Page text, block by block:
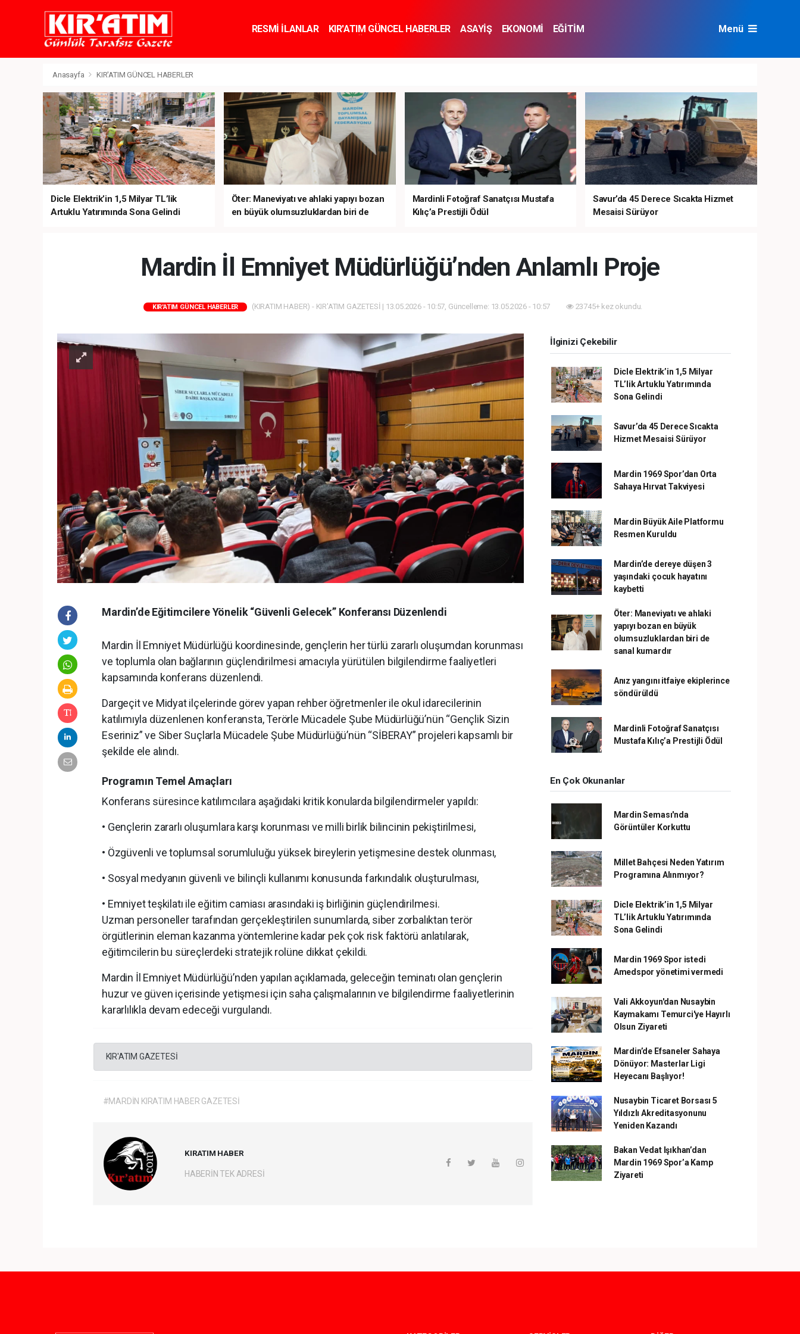
RESMİ İLANLAR KIR'ATIM GÜNCEL HABERLER ASAYİŞ EKONOMİ
EĞİTİM
Menü
Anasayfa KIR'ATIM GÜNCEL HABERLER
Dicle Elektrik’in 1,5 Milyar TL’lik
Artuklu Yatırımında Sona Gelindi
Öter: Maneviyatı ve ahlaki yapıyı bozan
en büyük olumsuzluklardan biri de
Mardinli Fotoğraf Sanatçısı Mustafa
Kılıç’a Prestijli Ödül
Savur’da 45 Derece Sıcakta Hizmet
Mesaisi Sürüyor
Mardin İl Emniyet Müdürlüğü’nden Anlamlı Proje
KIR'ATIM GÜNCEL HABERLER (KIRATIM HABER) - KIR'ATIM GAZETESİ | 13.05.2026 - 10:57, Güncelleme: 13.05.2026 - 10:57 23745+ kez okundu.
Mardin’de Eğitimcilere Yönelik “Güvenli Gelecek” Konferansı Düzenlendi
Mardin İl Emniyet Müdürlüğü koordinesinde, gençlerin her türlü zararlı oluşumdan korunması
ve toplumla olan bağlarının güçlendirilmesi amacıyla yürütülen bilgilendirme faaliyetleri
kapsamında konferans düzenlendi.
Dargeçit ve Midyat ilçelerinde görev yapan rehber öğretmenler ile okul idarecilerinin
katılımıyla düzenlenen konferansta, Terörle Mücadele Şube Müdürlüğü’nün “Gençlik Sizin
Eseriniz” ve Siber Suçlarla Mücadele Şube Müdürlüğü’nün “SİBERAY” projeleri kapsamlı bir
şekilde ele alındı.
Programın Temel Amaçları
Konferans süresince katılımcılara aşağıdaki kritik konularda bilgilendirmeler yapıldı:
• Gençlerin zararlı oluşumlara karşı korunması ve milli birlik bilincinin pekiştirilmesi,
• Özgüvenli ve toplumsal sorumluluğu yüksek bireylerin yetişmesine destek olunması,
• Sosyal medyanın güvenli ve bilinçli kullanımı konusunda farkındalık oluşturulması,
• Emniyet teşkilatı ile eğitim camiası arasındaki iş birliğinin güçlendirilmesi.
Uzman personeller tarafından gerçekleştirilen sunumlarda, siber zorbalıktan terör
örgütlerinin eleman kazanma yöntemlerine kadar pek çok risk faktörü anlatılarak,
eğitimcilerin bu süreçlerdeki stratejik rolüne dikkat çekildi.
Mardin İl Emniyet Müdürlüğü’nden yapılan açıklamada, geleceğin teminatı olan gençlerin
huzur ve güven içerisinde yetişmesi için saha çalışmalarının ve bilgilendirme faaliyetlerinin
kararlılıkla devam edeceği vurgulandı.
KIR'ATIM GAZETESİ
#MARDİN KIRATIM HABER GAZETESİ
KIRATIM HABER
HABERİN TEK ADRESİ
İlginizi Çekebilir
Dicle Elektrik’in 1,5 Milyar
TL’lik Artuklu Yatırımında
Sona Gelindi
Savur’da 45 Derece Sıcakta
Hizmet Mesaisi Sürüyor
Mardin 1969 Spor’dan Orta
Sahaya Hırvat Takviyesi
Mardin Büyük Aile Platformu
Resmen Kuruldu
Mardin’de dereye düşen 3
yaşındaki çocuk hayatını
kaybetti
Öter: Maneviyatı ve ahlaki
yapıyı bozan en büyük
olumsuzluklardan biri de
sanal kumardır
Anız yangını itfaiye ekiplerince
söndürüldü
Mardinli Fotoğraf Sanatçısı
Mustafa Kılıç’a Prestijli Ödül
En Çok Okunanlar
Mardin Seması'nda
Görüntüler Korkuttu
Millet Bahçesi Neden Yatırım
Programına Alınmıyor?
Dicle Elektrik’in 1,5 Milyar
TL’lik Artuklu Yatırımında
Sona Gelindi
Mardin 1969 Spor istedi
Amedspor yönetimi vermedi
Vali Akkoyun'dan Nusaybin
Kaymakamı Temurci'ye Hayırlı
Olsun Ziyareti
Mardin’de Efsaneler Sahaya
Dönüyor: Masterlar Ligi
Heyecanı Başlıyor!
Nusaybin Ticaret Borsası 5
Yıldızlı Akreditasyonunu
Yeniden Kazandı
Bakan Vedat Işıkhan’dan
Mardin 1969 Spor’a Kamp
Ziyareti